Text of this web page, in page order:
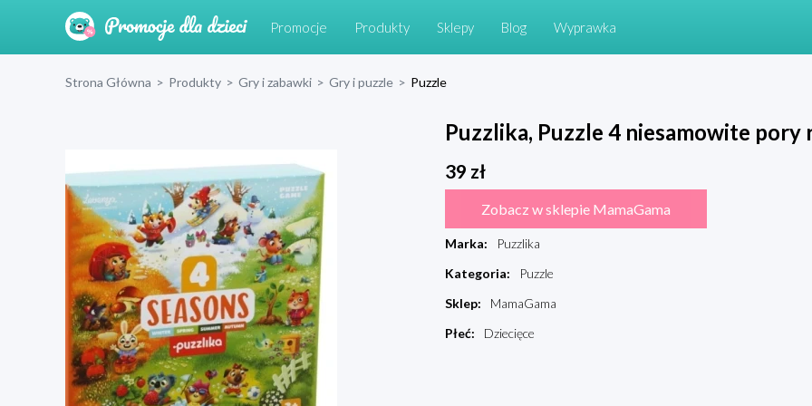
Promocje Produkty Sklepy Blog Wyprawka
Strona Główna > Produkty > Gry i zabawki > Gry i puzzle > Puzzle
Puzzlika, Puzzle 4 niesamowite pory
39 zł
Zobacz w sklepie MamaGama
Marka:
Puzzlika
Kategoria:
Puzzle
Sklep:
MamaGama
Płeć: Dziecięce